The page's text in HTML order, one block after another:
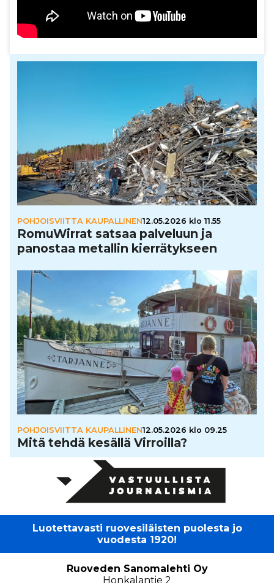
POHJOISVIITTA KAUPALLINEN12.05.2026 klo 11.55
Romu­Wir­rat satsaa palveluun ja
panostaa metallin kier­rä­tyk­seen
POHJOISVIITTA KAUPALLINEN12.05.2026 klo 09.25
Mitä tehdä kesällä Virroilla?
Luotettavasti ruovesiläisten puolesta jo
vuodesta 1920!
Ruoveden Sanomalehti Oy
Honkalantie 2